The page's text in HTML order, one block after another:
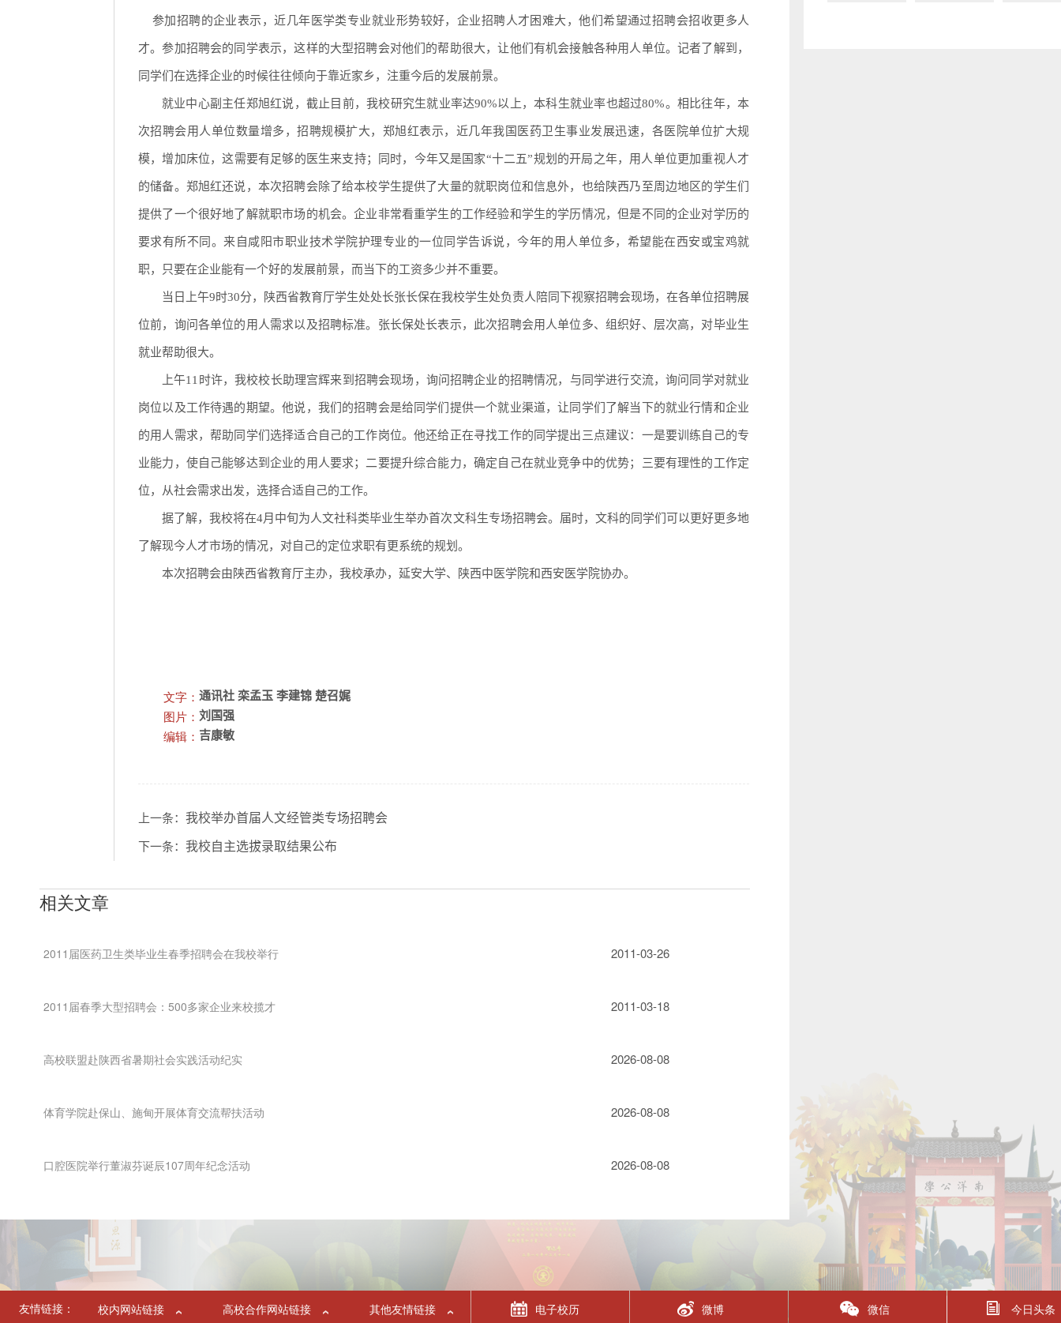
参加招聘的企业表示，近几年医学类专业就业形势较好，企业招聘人才困难大，他们希望通过招聘会招收更多人
才。参加招聘会的同学表示，这样的大型招聘会对他们的帮助很大，让他们有机会接触各种用人单位。记者了解到，
同学们在选择企业的时候往往倾向于靠近家乡，注重今后的发展前景。
就业中心副主任郑旭红说，截止目前，我校研究生就业率达90%以上，本科生就业率也超过80%。相比往年，本
次招聘会用人单位数量增多，招聘规模扩大，郑旭红表示，近几年我国医药卫生事业发展迅速，各医院单位扩大规
模，增加床位，这需要有足够的医生来支持；同时，今年又是国家“十二五”规划的开局之年，用人单位更加重视人才
的储备。郑旭红还说，本次招聘会除了给本校学生提供了大量的就职岗位和信息外，也给陕西乃至周边地区的学生们
提供了一个很好地了解就职市场的机会。企业非常看重学生的工作经验和学生的学历情况，但是不同的企业对学历的
要求有所不同。来自咸阳市职业技术学院护理专业的一位同学告诉说，今年的用人单位多，希望能在西安或宝鸡就
职，只要在企业能有一个好的发展前景，而当下的工资多少并不重要。
当日上午9时30分，陕西省教育厅学生处处长张长保在我校学生处负责人陪同下视察招聘会现场，在各单位招聘展
位前，询问各单位的用人需求以及招聘标准。张长保处长表示，此次招聘会用人单位多、组织好、层次高，对毕业生
就业帮助很大。
上午11时许，我校校长助理宫辉来到招聘会现场，询问招聘企业的招聘情况，与同学进行交流，询问同学对就业
岗位以及工作待遇的期望。他说，我们的招聘会是给同学们提供一个就业渠道，让同学们了解当下的就业行情和企业
的用人需求，帮助同学们选择适合自己的工作岗位。他还给正在寻找工作的同学提出三点建议：一是要训练自己的专
业能力，使自己能够达到企业的用人要求；二要提升综合能力，确定自己在就业竞争中的优势；三要有理性的工作定
位，从社会需求出发，选择合适自己的工作。
据了解，我校将在4月中旬为人文社科类毕业生举办首次文科生专场招聘会。届时，文科的同学们可以更好更多地
了解现今人才市场的情况，对自己的定位求职有更系统的规划。
本次招聘会由陕西省教育厅主办，我校承办，延安大学、陕西中医学院和西安医学院协办。
文字： 通讯社 栾孟玉 李建锦 楚召娓
图片： 刘国强
编辑： 吉康敏
上一条： 我校举办首届人文经管类专场招聘会
下一条： 我校自主选拔录取结果公布
相关文章
2011届医药卫生类毕业生春季招聘会在我校举行 2011-03-26
2011届春季大型招聘会：500多家企业来校揽才 2011-03-18
高校联盟赴陕西省暑期社会实践活动纪实 2026-08-08
体育学院赴保山、施甸开展体育交流帮扶活动 2026-08-08
口腔医院举行董淑芬诞辰107周年纪念活动 2026-08-08
友情链接： 校内网站链接 高校合作网站链接 其他友情链接 电子校历 微博 微信 今日头条